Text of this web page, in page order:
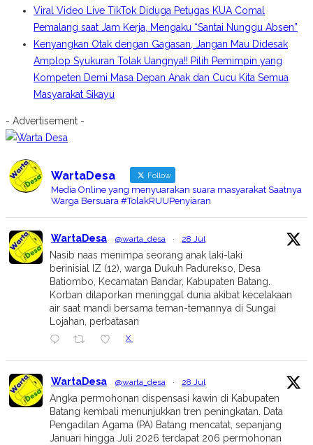
Viral Video Live TikTok Diduga Petugas KUA Comal
Pemalang saat Jam Kerja, Mengaku “Santai Nunggu Absen”
Kenyangkan Otak dengan Gagasan, Jangan Mau Didesak
Amplop Syukuran Tolak Uangnya!! Pilih Pemimpin yang
Kompeten Demi Masa Depan Anak dan Cucu Kita Semua
Masyarakat Sikayu
- Advertisement -
WartaDesa Follow
Media Online yang menyuarakan suara masyarakat Saatnya
Warga Bersuara #TolakRUUPenyiaran
WartaDesa @warta_desa · 28 Jul
Nasib naas menimpa seorang anak laki-laki
berinisial IZ (12), warga Dukuh Padurekso, Desa
Batiombo, Kecamatan Bandar, Kabupaten Batang.
Korban dilaporkan meninggal dunia akibat kecelakaan
air saat mandi bersama teman-temannya di Sungai
Lojahan, perbatasan
X
WartaDesa @warta_desa · 28 Jul
Angka permohonan dispensasi kawin di Kabupaten
Batang kembali menunjukkan tren peningkatan. Data
Pengadilan Agama (PA) Batang mencatat, sepanjang
Januari hingga Juli 2026 terdapat 206 permohonan